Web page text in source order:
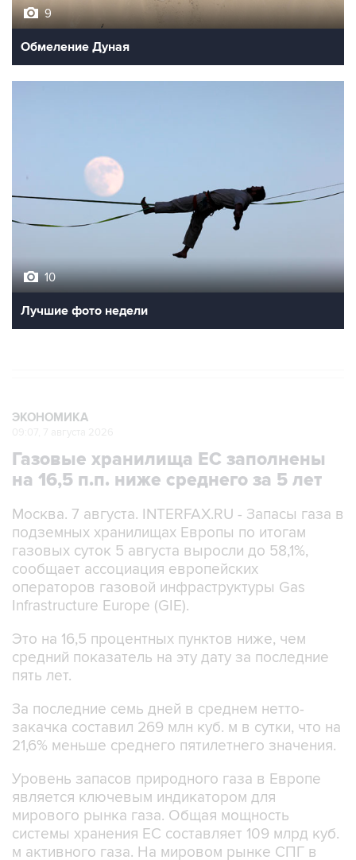
9
Обмеление Дуная
10
Лучшие фото недели
ЭКОНОМИКА
Газовые хранилища ЕС заполнены
на 16,5 п.п. ниже среднего за 5 лет
Москва. 7 августа. INTERFAX.RU - Запасы газа в
подземных хранилищах Европы по итогам
газовых суток 5 августа выросли до 58,1%,
сообщает ассоциация европейских
операторов газовой инфраструктуры Gas
Infrastructure Europe (GIE).
Это на 16,5 процентных пунктов ниже, чем
средний показатель на эту дату за последние
пять лет.
За последние семь дней в среднем нетто-
закачка составил 269 млн куб. м в сутки, что на
21,6% меньше среднего пятилетнего значения.
Уровень запасов природного газа в Европе
является ключевым индикатором для
мирового рынка газа. Общая мощность
системы хранения ЕС составляет 109 млрд куб.
м активного газа. На мировом рынке СПГ в